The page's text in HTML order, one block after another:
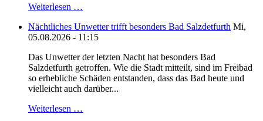
Weiterlesen …
Nächtliches Unwetter trifft besonders Bad Salzdetfurth Mi,
05.08.2026 - 11:15
Das Unwetter der letzten Nacht hat besonders Bad
Salzdetfurth getroffen. Wie die Stadt mitteilt, sind im Freibad
so erhebliche Schäden entstanden, dass das Bad heute und
vielleicht auch darüber...
Weiterlesen …